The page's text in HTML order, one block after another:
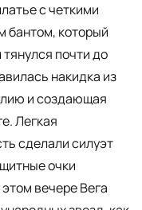
с четкими
бантом, который
почти до
накидка из
и создающая
Легкая
сделали силуэт
очки
вечере Вега